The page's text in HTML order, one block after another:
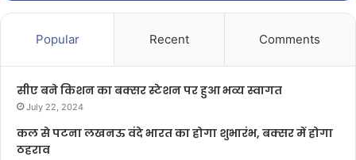
Popular Recent Comments
सीए बने किशन का बक्सर स्टेशन पर हुआ भव्य स्वागत
July 22, 2024
कल से पटना लखनऊ वंदे भारत का होगा शुभारंभ, बक्सर में होगा
ठहराव